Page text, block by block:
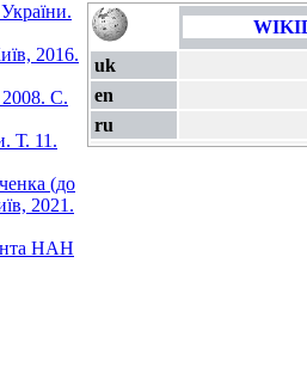
2016.
2008. С.
Т. 11.
(до
2021.
НАН
uk
en
ru